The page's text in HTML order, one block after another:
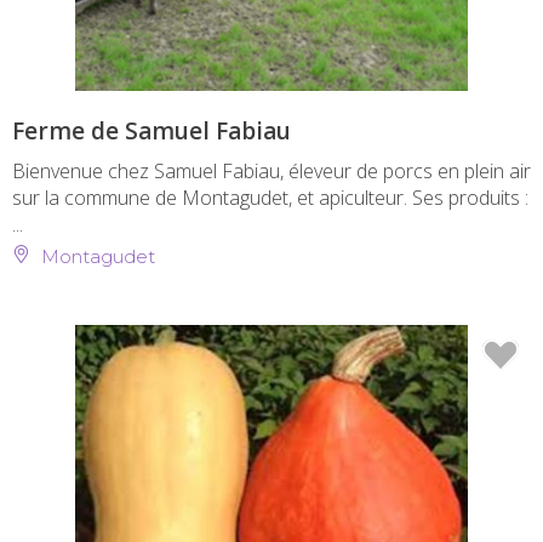
Ferme de Samuel Fabiau
Bienvenue chez Samuel Fabiau, éleveur de porcs en plein air
sur la commune de Montagudet, et apiculteur. Ses produits :
...
Montagudet